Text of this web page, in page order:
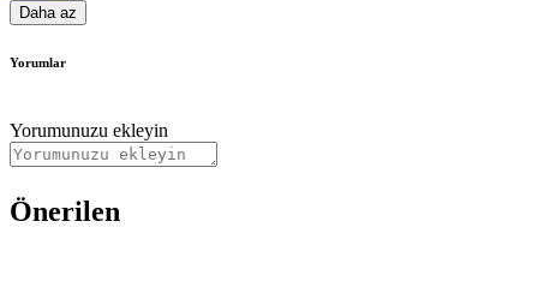
Daha az
Yorumlar
Yorumunuzu ekleyin
Önerilen